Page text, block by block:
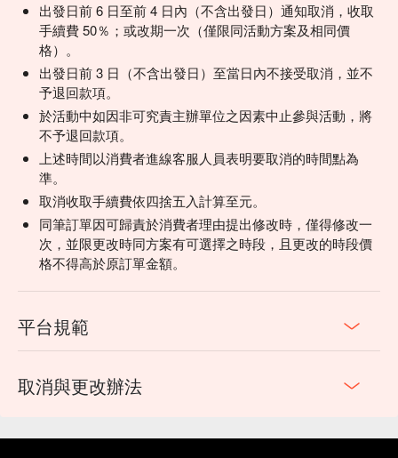
出發日前 6 日至前 4 日內（不含出發日）通知取消，收取
手續費 50％；或改期一次（僅限同活動方案及相同價
格）。
出發日前 3 日（不含出發日）至當日內不接受取消，並不
予退回款項。
於活動中如因非可究責主辦單位之因素中止參與活動，將
不予退回款項。
上述時間以消費者進線客服人員表明要取消的時間點為
準。
取消收取手續費依四捨五入計算至元。
同筆訂單因可歸責於消費者理由提出修改時，僅得修改一
次，並限更改時同方案有可選擇之時段，且更改的時段價
格不得高於原訂單金額。
平台規範
取消與更改辦法